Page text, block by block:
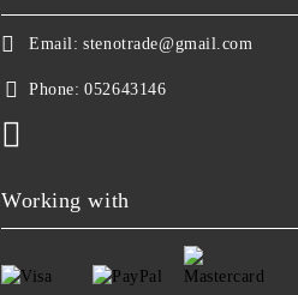
Email: stenotrade@gmail.com
Phone: 052643146
Working with